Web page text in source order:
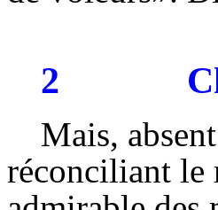
2
Mais,
réconciliant le